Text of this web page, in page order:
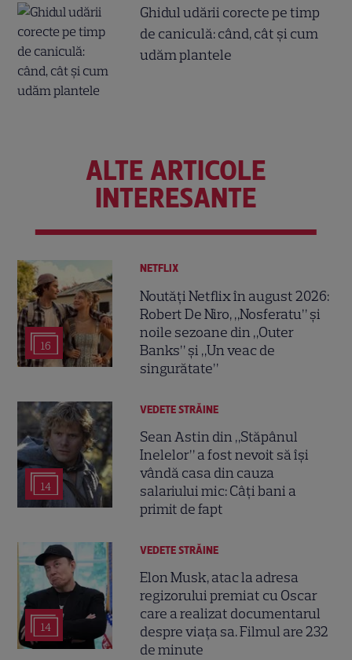
Ghidul udării corecte pe timp
de caniculă: când, cât şi cum
udăm plantele
ALTE ARTICOLE
INTERESANTE
16
NETFLIX
Noutăți Netflix în august 2026:
Robert De Niro, „Nosferatu” și
noile sezoane din „Outer
Banks” și „Un veac de
singurătate”
14
VEDETE STRĂINE
Sean Astin din „Stăpânul
Inelelor” a fost nevoit să își
vândă casa din cauza
salariului mic: Câți bani a
primit de fapt
14
VEDETE STRĂINE
Elon Musk, atac la adresa
regizorului premiat cu Oscar
care a realizat documentarul
despre viața sa. Filmul are 232
de minute